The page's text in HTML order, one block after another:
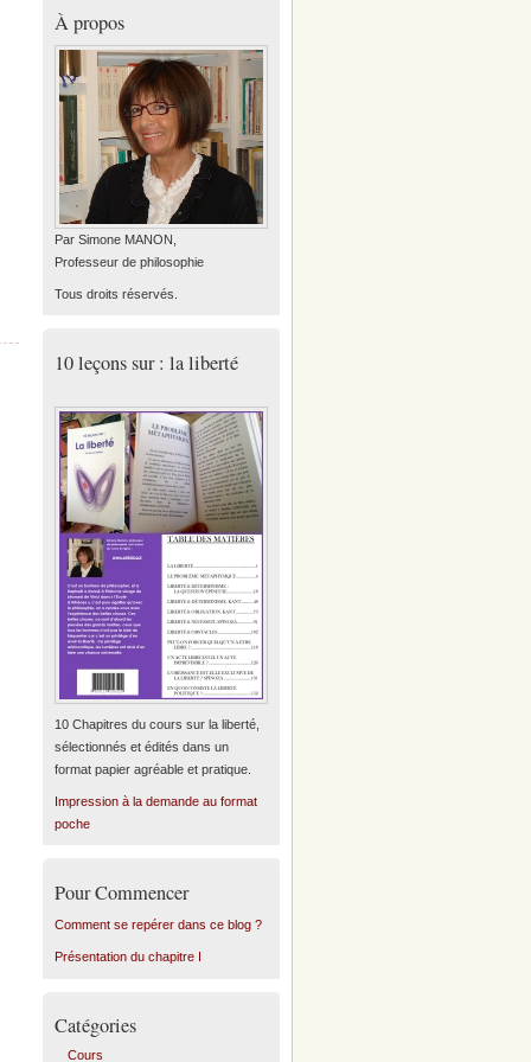
À propos
Par Simone MANON,
Professeur de philosophie
Tous droits réservés.
10 leçons sur : la liberté
10 Chapitres du cours sur la liberté,
sélectionnés et édités dans un
format papier agréable et pratique.
Impression à la demande au format
poche
Pour Commencer
Comment se repérer dans ce blog ?
Présentation du chapitre I
Catégories
Cours